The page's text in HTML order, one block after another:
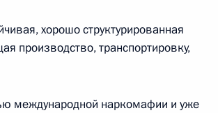
гражданской
хорошо структурированная
производство, транспортировку,
международной наркомафии и уже